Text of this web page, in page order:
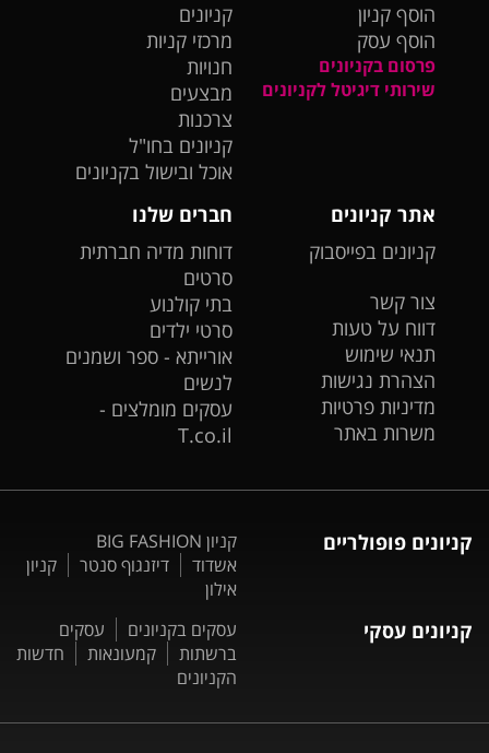
הוסף קניון
הוסף עסק
פרסום בקניונים
שירותי דיגיטל לקניונים
קניונים
מרכזי קניות
חנויות
מבצעים
צרכנות
קניונים בחו"ל
אוכל ובישול בקניונים
אתר קניונים
קניונים בפייסבוק
צור קשר
דווח על טעות
תנאי שימוש
הצהרת נגישות
מדיניות פרטיות
משרות באתר
חברים שלנו
דוחות מדיה חברתית
סרטים
בתי קולנוע
סרטי ילדים
אורייתא - ספר ושמנים
לנשים
עסקים מומלצים -
T.co.il
קניונים פופולריים
קניון BIG FASHION
אשדוד
דיזנגוף סנטר
קניון
אילון
קניונים עסקי עסקים בקניונים
עסקים
ברשתות
קמעונאות
חדשות
הקניונים